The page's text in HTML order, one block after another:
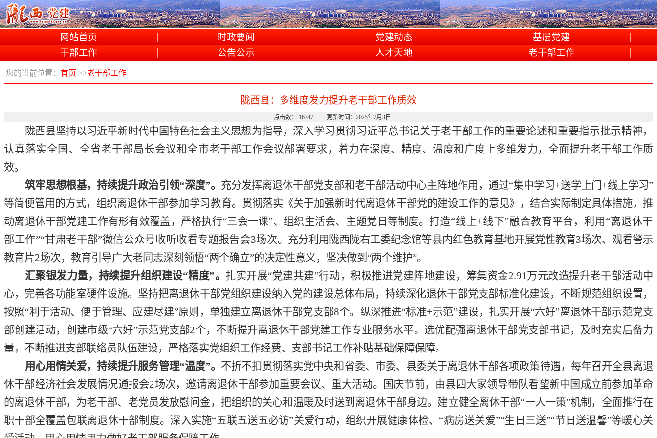
网站首页 时政要闻 党建动态
基层党建
干部工作
公告公示 人才天地 老干部工作
您的当前位置： 首页 >>老干部工作
陇西县：多维度发力提升老干部工作质效
点击数： 16747 更新时间：2025年7月3日
陇西县坚持以习近平新时代中国特色社会主义思想为指导， 深入学习贯彻习近平总书记关于老干部工作的重要论述和重要指示批示精神，
认真落实全国、全省老干部局长会议和全市老干部工作会议部署要求 ，着力在深度、 精度、 温度和广度上多维发力，全面提升老干部工作质
效。
筑牢思想根基，持续提升政治引领“深度”。 充分发挥离退休干部党支部和老干部活动中心主阵地作用，通过“集中学习+送学上门 +线上学习”
等简便管用的方式， 组织离退休干部参加学习教育。贯彻落实《关于加强新时代离退休干部党的建设工作的意见》，结合实际制定具体措施，推
动离退休干部党建工作有形有效覆盖， 严格执行“三会一课”、 组织生活会、 主题党日等制度。 打造“线上+线下”融合教育平台，利用 “离退休干
部工作”“甘肃老干部”微信公众号收听收看专题报告会3场次。 充分利用陇西陇右工委纪念馆等县内红色教育基地开展党性教育3场次、观看警示
教育片2场次，教育引导广大老同志深刻领悟“两个确立”的决定性意义，坚决做到 “两个维护”。
汇聚银发力量， 持续提升组织建设“精度”。 扎实开展“党建共建”行动，积极推进党建阵地建设， 筹集资金2.91万元改造提升老干部活动中
心，完善各功能室硬件设施。 坚持把离退休干部党组织建设纳入党的建设总体布局，持续深化退休干部党支部标准化建设，不断规范组织设置，
按照“利于活动、便于管理、应建尽建”原则，单独建立离退休干部党支部8个。纵深推进“标准+示范”建设，扎实开展“六好”离退休干部示范党支
部创建活动， 创建市级“六好”示范党支部2个， 不断提升离退休干部党建工作专业服务水平。 选优配强离退休干部党支部书记，及时充实后备力
量，不断推进支部联络员队伍建设， 严格落实党组织工作经费、支部书记工作补贴基础保障保障。
用心用情关爱，持续提升服务管理“温度”。 不折不扣贯彻落实党中央和省委、市委、县委关于离退休干部各项政策待遇， 每年召开全县离退
休干部经济社会发展情况通报会2场次，邀请离退休干部参加重要会议、重大活动。 国庆节前，由县四大家领导带队看望新中国成立前参加革命
的离退休干部，为老干部、老党员发放慰问金，把组织的关心和温暖及时送到离退休干部身边。 建立健全离休干部“一人一策”机制，全面推行在
职干部全覆盖包联离退休干部制度。 深入实施“五联五送五必访”关爱行动， 组织开展健康体检、 “病房送关爱”“生日 三送”“节日送温馨”等暖心关